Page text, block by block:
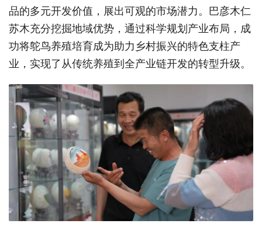
品的多元开发价值，展出可观的市场潜力。巴彦木仁
苏木充分挖掘地域优势，通过科学规划产业布局，成
功将鸵鸟养殖培育成为助力乡村振兴的特色支柱产
业，实现了从传统养殖到全产业链开发的转型升级。